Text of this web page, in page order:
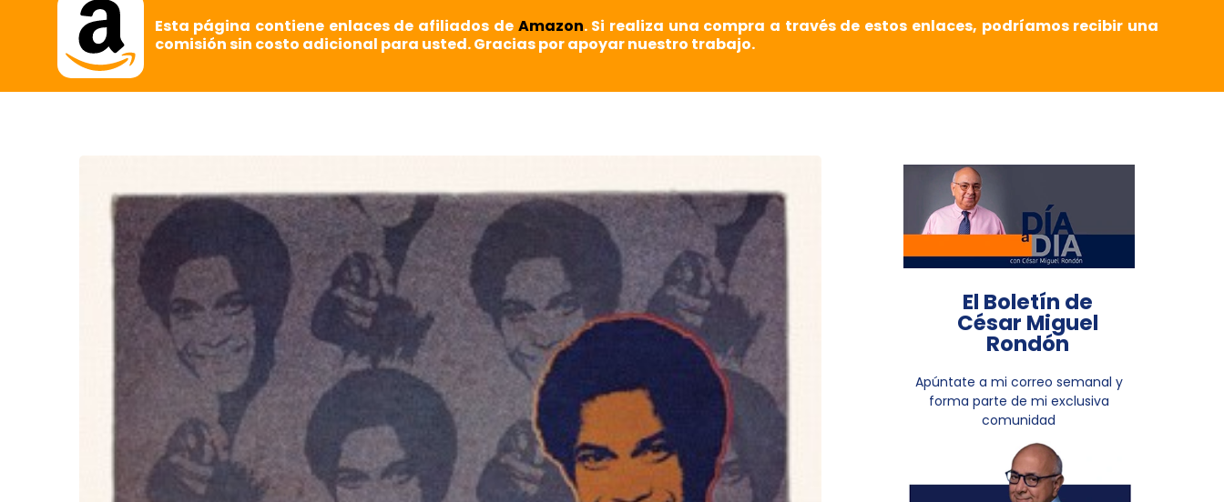
Esta página contiene enlaces de afiliados de Amazon. Si realiza una compra a través de estos enlaces, podríamos recibir una
comisión sin costo adicional para usted. Gracias por apoyar nuestro trabajo.
El Boletín de
César Miguel
Rondón
Apúntate a mi correo semanal y
forma parte de mi exclusiva
comunidad